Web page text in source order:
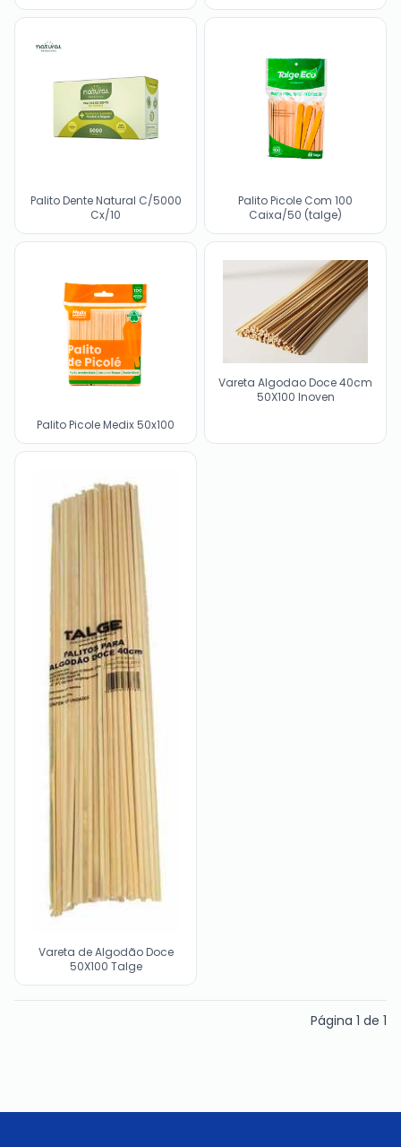
Palito Dente Natural C/5000
Cx/10
Palito Picole Com 100
Caixa/50 (talge)
Palito Picole Medix 50x100
Vareta Algodao Doce 40cm
50X100 Inoven
Vareta de Algodão Doce
50X100 Talge
Página 1 de 1